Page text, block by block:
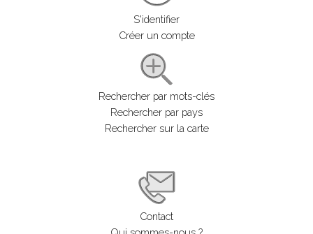
S'identifier
Créer un compte
Rechercher par mots-clés
Rechercher par pays
Rechercher sur la carte
Contact